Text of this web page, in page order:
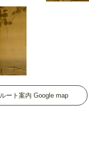
ルート案内 Google map